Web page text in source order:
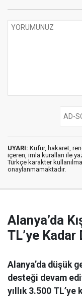
UYARI: Küfür, hakaret,
içeren, imla kuralları ile
Türkçe karakter
onaylanmamaktadır.
Alanya’da
TL’ye Kadar
Alanya’da düşük
desteği devam
yıllık 3.500 TL’ye